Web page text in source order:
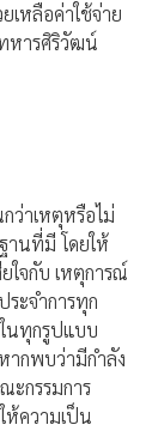
เหลือค่าใช้จ่าย
หารศิริวัฒน์
ว่าเหตุหรือไม่
านที่มี โดยให้
ใจกับ เหตุการณ์
ะจำการทุก
นทุกรูปแบบ
กพบว่ามีกำลัง
ะกรรมการ
ห้ความเป็น